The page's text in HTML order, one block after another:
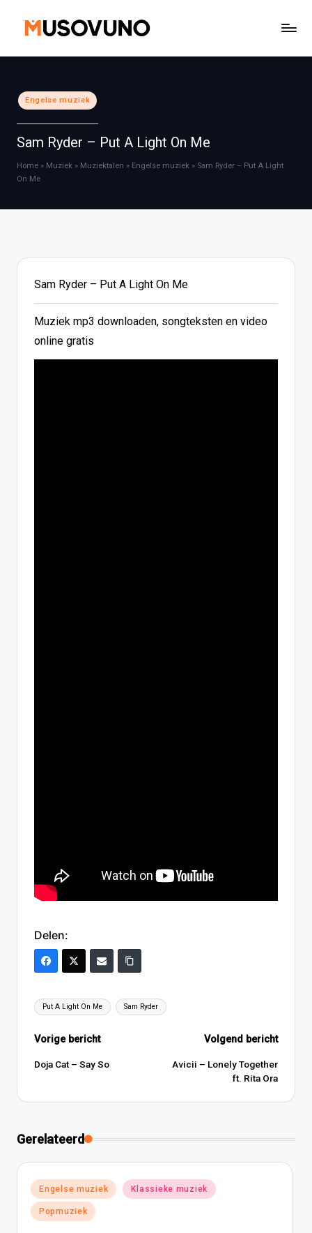
Geplaatst
in
Engelse muziek
Sam Ryder – Put A Light On Me
Home » Muziek » Muziektalen » Engelse muziek » Sam Ryder – Put A Light
On Me
Sam Ryder – Put A Light On Me
Muziek mp3 downloaden, songteksten en video
online gratis
Delen:
Tags:
Put A Light On Me Sam Ryder
Bericht
navigatie
Vorige bericht
Doja Cat – Say So
Volgend bericht
Avicii – Lonely Together
ft. Rita Ora
Gerelateerd
Geplaatst
in
Engelse muziek Klassieke muziek
Popmuziek